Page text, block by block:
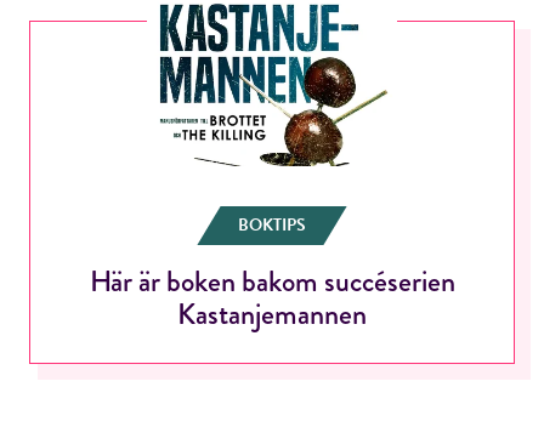
RÖSTA
ÅNGRA OCH STÄNG
BOKTIPS
Här är boken bakom succéserien
Kastanjemannen